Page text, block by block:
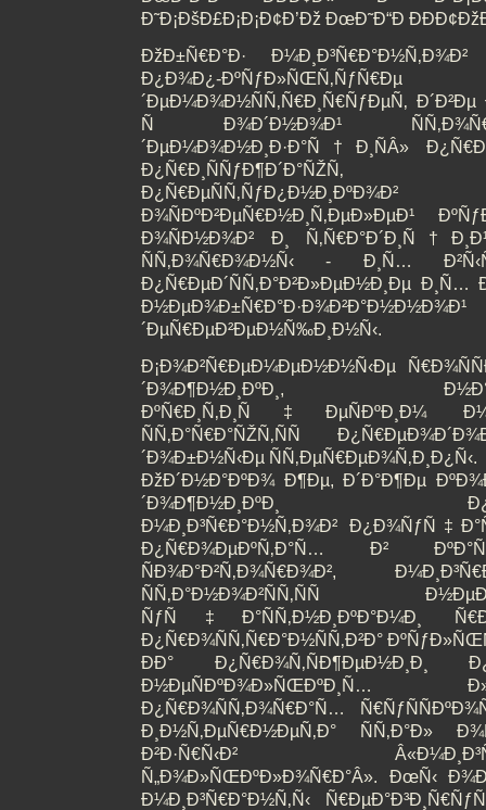
Ð˜Ð¡ÐšÐ£Ð¡Ð¡Ð¢Ð’Ðž ÐœÐ˜Ð“Ð
ÐžÐ±Ñ€Ð°Ð· Ð¼Ð¸Ð³Ñ€Ð°Ð½Ñ‚Ð¾Ð²
Ð¿Ð¾Ð¿-
´ÐµÐ¼Ð¾Ð½ÑÑ‚Ñ€Ð¸Ñ€ÑƒÐµÑ‚ Ð´Ð²Ðµ
Ñ Ð¾Ð´Ð½Ð¾Ð¹
´ÐµÐ¼Ð¾Ð½Ð¸Ð·Ð°Ñ†Ð¸ÑÂ»
Ð¾ÑÐºÐ²ÐµÑ€Ð½Ð¸Ñ‚ÐµÐ»ÐµÐ¹
Ð¾ÑÐ½Ð¾Ð² Ð¸
ÑÑ‚Ð¾Ñ€Ð¾Ð½Ñ‹ - Ð¸Ñ…
Ð¿Ñ€ÐµÐ´ÑÑ‚Ð°Ð²Ð»ÐµÐ½Ð¸Ðµ Ð¸Ñ…
´ÐµÑ€ÐµÐ²ÐµÐ½Ñ‰Ð¸Ð½Ñ‹.
Ð¡Ð¾Ð²Ñ€ÐµÐ¼ÐµÐ½Ð½Ñ‹Ðµ
´Ð¾Ð¶Ð½Ð¸ÐºÐ¸,
ÐºÑ€Ð¸Ñ‚Ð¸Ñ‡ÐµÑÐºÐ¸Ð¼
ÑÑ‚Ð°Ñ€Ð°ÑŽÑ‚ÑÑ
´Ð¾Ð±Ð½Ñ‹Ðµ ÑÑ‚ÐµÑ€ÐµÐ¾Ñ‚Ð¸Ð¿Ñ‹.
ÐžÐ´Ð½Ð°ÐºÐ¾ Ð¶Ðµ, Ð´Ð°Ð¶Ðµ
´Ð¾Ð¶Ð½Ð¸ÐºÐ¸
Ð¼Ð¸Ð³Ñ€Ð°Ð½Ñ‚Ð¾Ð²
Ð¿Ñ€Ð¾ÐµÐºÑ‚Ð°Ñ… Ð²
ÑÐ¾Ð°Ð²Ñ‚Ð¾Ñ€Ð¾Ð²,
ÑÑ‚Ð°Ð½Ð¾Ð²ÑÑ‚ÑÑ
ÑƒÑ‡Ð°ÑÑ‚Ð½Ð¸ÐºÐ°Ð¼Ð¸
Ð¿Ñ€Ð¾ÑÑ‚Ñ€Ð°Ð½ÑÑ‚Ð²Ð°
ÐÐ° Ð¿Ñ€Ð¾Ñ‚ÑÐ¶ÐµÐ½Ð¸Ð¸
Ð¿Ñ€Ð¾ÑÑ‚Ð¾Ñ€Ð°Ñ…
Ð¸Ð½Ñ‚ÐµÑ€Ð½ÐµÑ‚Ð° ÑÑ‚Ð°Ð»
Ð²Ð·Ñ€Ñ‹Ð²
Ñ„Ð¾Ð»ÑŒÐºÐ»Ð¾Ñ€Ð°Â». ÐœÑ‹
Ð¼Ð¸Ð³Ñ€Ð°Ð½Ñ‚Ñ‹